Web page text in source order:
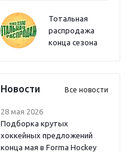
Тотальная
распродажа
конца сезона
Новости Все новости
28 мая 2026
Подборка крутых
хоккейных предложений
конца мая в Forma Hockey